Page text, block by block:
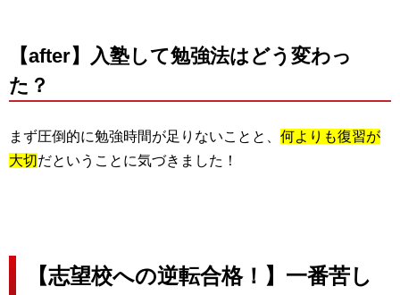
【after】入塾して勉強法はどう変わっ
た？
まず圧倒的に勉強時間が足りないことと、 何よりも復習が
大切だということに気づきました！
【志望校への逆転合格！】一番苦し